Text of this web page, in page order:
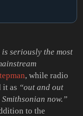
is seriously the most
, while radio
it as “out and out
now.”
to the